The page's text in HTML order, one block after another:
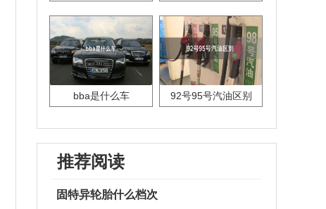
bba是什么车 92号95号汽油区别
推荐阅读
固特异轮胎什么档次